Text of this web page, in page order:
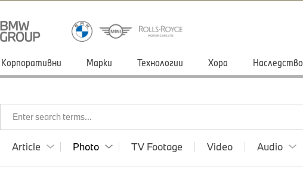
Корпоративни Марки Технологии Хора Наследство
Enter search terms...
Article Photo TV Footage Video Audio